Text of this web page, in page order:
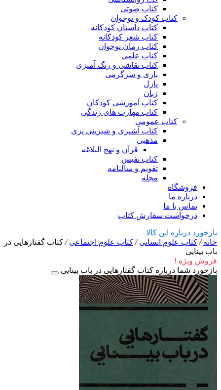
کتاب صوتی
کتاب کودک و نوجوان
کتاب داستان کودکانه
کتاب شعر کودکانه
کتاب رمان نوجوان
کتاب علمی
کتاب نقاشی و رنگ آمیزی
بازی و سرگرمی
پازل
زبان
کتاب آموزشی کودکان
کتاب مهارت های زندگی
کتاب عمومی
کتاب آشپزی و شیرینی پزی
مذهبی
قرآن و نهج البلاغه
کتاب نفیس
تقویم و سالنامه
مجله
فروشگاه
درباره ما
تماس با ما
درخواست سفارش کتاب
بازخورد درباره این کالا
خانه/ کتاب علوم انسانی/ کتاب علوم اجتماعی/ کتاب گفتارهایی در
باب بینایی
فروش ویژه !
بازخورد شما درباره کتاب گفتارهایی در باب بینایی